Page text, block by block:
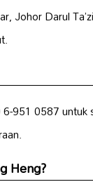
Darul
951 0587 untuk
Heng?